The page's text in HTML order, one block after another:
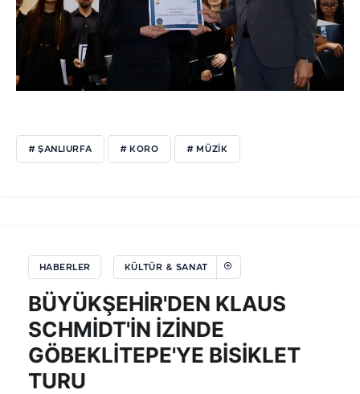
# ŞANLIURFA # KORO # MÜZIK
HABERLER KÜLTÜR & SANAT
BÜYÜKŞEHİR'DEN KLAUS
SCHMİDT'İN İZİNDE
GÖBEKLİTEPE'YE BİSİKLET
TURU